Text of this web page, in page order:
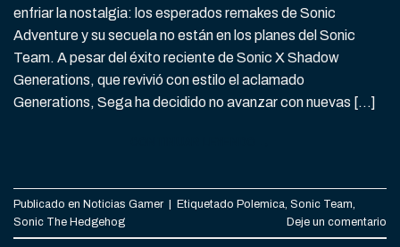
enfriar la nostalgia: los esperados remakes de Sonic
Adventure y su secuela no están en los planes del Sonic
Team. A pesar del éxito reciente de Sonic X Shadow
Generations, que revivió con estilo el aclamado
Generations, Sega ha decidido no avanzar con nuevas […]
Publicado en Noticias Gamer | Etiquetado Polemica Sonic Team
Sonic The Hedgehog
Deje un comentario